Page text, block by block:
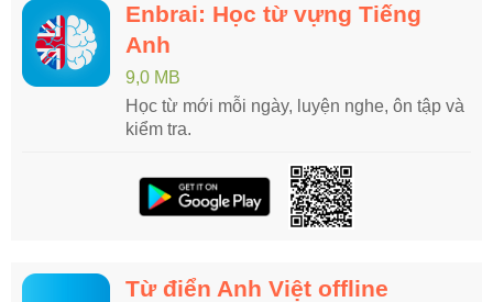
Enbrai: Học từ vựng Tiếng
Anh
9,0 MB
Học từ mới mỗi ngày, luyện nghe, ôn tập và
kiểm tra.
Từ điển Anh Việt offline